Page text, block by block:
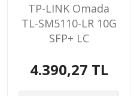
TP-LINK Omada
TL-SM5110-LR 10G
SFP+ LC
4.390,27 TL